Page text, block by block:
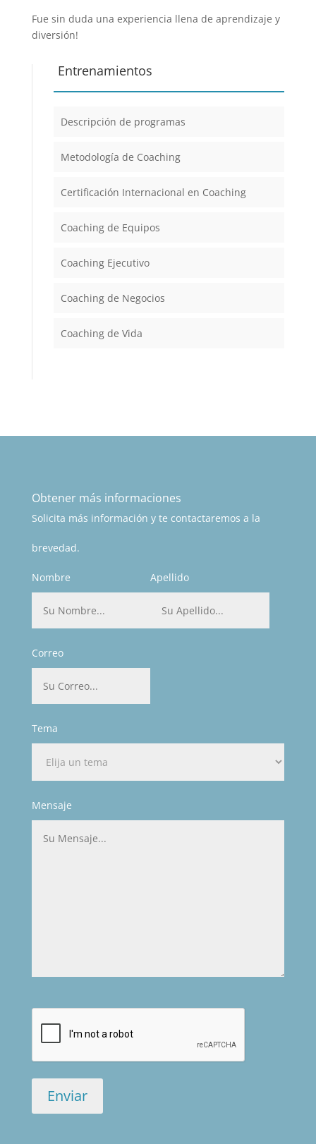
Fue sin duda una experiencia llena de aprendizaje y
diversión!
Entrenamientos
Descripción de programas
Metodología de Coaching
Certificación Internacional en Coaching
Coaching de Equipos
Coaching Ejecutivo
Coaching de Negocios
Coaching de Vida
Obtener más informaciones
Solicita más información y te contactaremos a la
brevedad.
Nombre Apellido
Correo
Tema
Mensaje